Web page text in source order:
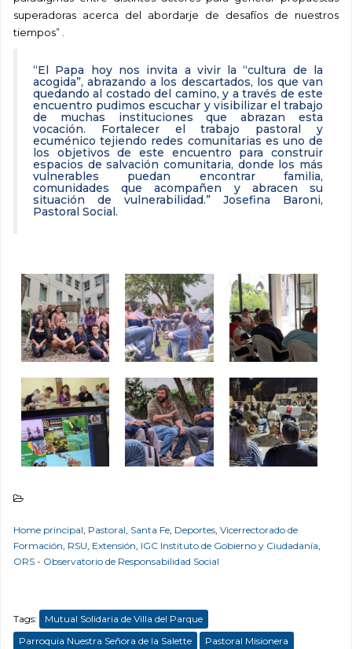
superadoras acerca del abordarje de desafíos de nuestros
tiempos” .
“El Papa hoy nos invita a vivir la “cultura de la
acogida”, abrazando a los descartados, los que van
quedando al costado del camino, y a través de este
encuentro pudimos escuchar y visibilizar el trabajo
de muchas instituciones que abrazan esta
vocación. Fortalecer el trabajo pastoral y
ecuménico tejiendo redes comunitarias es uno de
los objetivos de este encuentro para construir
espacios de salvación comunitaria, donde los más
vulnerables puedan encontrar familia,
comunidades que acompañen y abracen su
situación de vulnerabilidad.” Josefina Baroni,
Pastoral Social.
Home principal Pastoral Santa Fe Deportes Vicerrectorado de
Formación RSU Extensión IGC Instituto de Gobierno y Ciudadanía
ORS - Observatorio de Responsabilidad Social
Tags:
Mutual Solidaria de Villa del Parque
Parroquia Nuestra Señora de la Salette
Pastoral Misionera